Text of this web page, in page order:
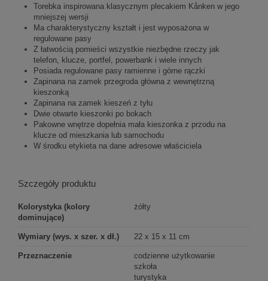
Torebka inspirowana klasycznym plecakiem Kånken w jego
mniejszej wersji
Ma charakterystyczny kształt i jest wyposażona w
regulowane pasy
Z łatwością pomieści wszystkie niezbędne rzeczy jak
telefon, klucze, portfel, powerbank i wiele innych
Posiada regulowane pasy ramienne i górne rączki
Zapinana na zamek przegroda główna z wewnętrzną
kieszonką
Zapinana na zamek kieszeń z tyłu
Dwie otwarte kieszonki po bokach
Pakowne wnętrze dopełnia mała kieszonka z przodu na
klucze od mieszkania lub samochodu
W środku etykieta na dane adresowe właściciela
Szczegóły produktu
Kolorystyka (kolory
dominujące)
żółty
Wymiary (wys. x szer. x dł.) 22 x 15 x 11 cm
Przeznaczenie
codzienne użytkowanie
szkoła
turystyka